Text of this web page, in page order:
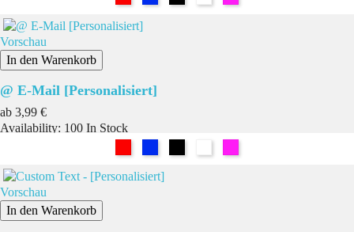
Vorschau
In den Warenkorb
@ E-Mail [Personalisiert]
ab Preis
3,99 €
Availability: 100 In Stock
Vorschau
In den Warenkorb